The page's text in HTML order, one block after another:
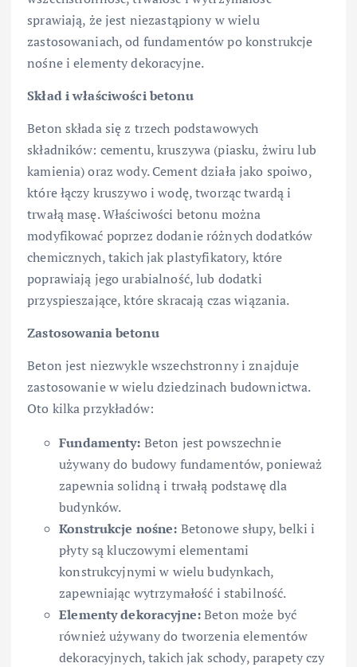
sprawiają, że jest niezastąpiony w wielu
zastosowaniach, od fundamentów po konstrukcje
nośne i elementy dekoracyjne.
Skład i właściwości betonu
Beton składa się z trzech podstawowych
składników: cementu, kruszywa (piasku, żwiru lub
kamienia) oraz wody. Cement działa jako spoiwo,
które łączy kruszywo i wodę, tworząc twardą i
trwałą masę. Właściwości betonu można
modyfikować poprzez dodanie różnych dodatków
chemicznych, takich jak plastyfikatory, które
poprawiają jego urabialność, lub dodatki
przyspieszające, które skracają czas wiązania.
Zastosowania betonu
Beton jest niezwykle wszechstronny i znajduje
zastosowanie w wielu dziedzinach budownictwa.
Oto kilka przykładów:
Fundamenty: Beton jest powszechnie
używany do budowy fundamentów, ponieważ
zapewnia solidną i trwałą podstawę dla
budynków.
Konstrukcje nośne: Betonowe słupy, belki i
płyty są kluczowymi elementami
konstrukcyjnymi w wielu budynkach,
zapewniając wytrzymałość i stabilność.
Elementy dekoracyjne:Beton może być
również używany do tworzenia elementów
dekoracyjnych, takich jak schody, parapety czy